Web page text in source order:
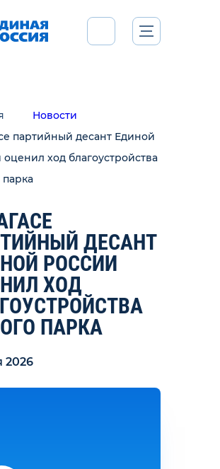
Новости
партийный десант Единой
оценил ход благоустройства
парка
ДЕСАНТ
РОССИИ
ХОД
ПАРКА
2026